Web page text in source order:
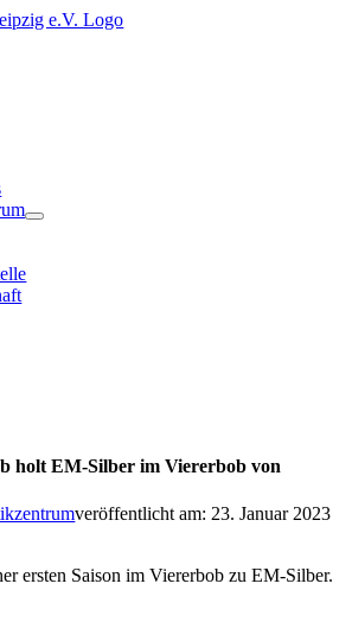
holt EM-Silber im Viererbob von
veröffentlicht am: 23. Januar 2023
ersten Saison im Viererbob zu EM-Silber.